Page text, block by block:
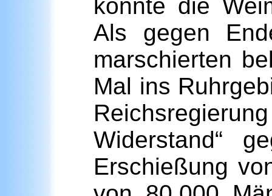
konnte die
Als gegen
marschierten
Mal ins
Widerstand“
Erschießung